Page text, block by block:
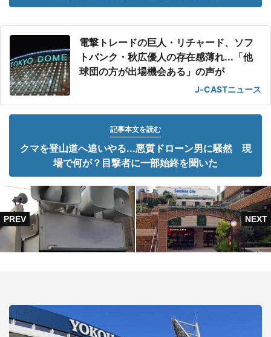
電撃トレードの巨人・リチャード、ソフ
トバンク・秋広優人の存在感薄れ...「他
球団の方が出場機会ある」の声が
J-CASTニュース
記事本文を読む
クマを登山道へ追いやる...悪質ドローン男に騒然 現
場で何が？目撃者に一部始終を聞いた